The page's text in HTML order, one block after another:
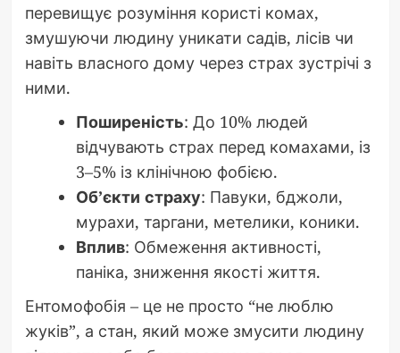
перевищує розуміння користі комах,
змушуючи людину уникати садів, лісів чи
навіть власного дому через страх зустрічі з
ними.
Поширеність: До 10% людей
відчувають страх перед комахами, із
3–5% із клінічною фобією.
Об’єкти страху: Павуки, бджоли,
мурахи, таргани, метелики, коники.
Вплив: Обмеження активності,
паніка, зниження якості життя.
Ентомофобія – це не просто “не люблю
жуків”, а стан, який може змусити людину